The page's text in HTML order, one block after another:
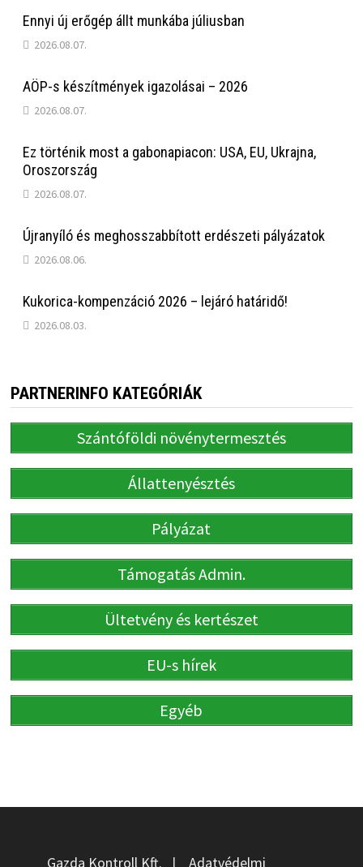
Ennyi új erőgép állt munkába júliusban
2026.08.07.
AÖP-s készítmények igazolásai – 2026
2026.08.07.
Ez történik most a gabonapiacon: USA, EU, Ukrajna,
Oroszország
2026.08.07.
Újranyíló és meghosszabbított erdészeti pályázatok
2026.08.06.
Kukorica-kompenzáció 2026 – lejáró határidő!
2026.08.03.
PARTNERINFO KATEGÓRIÁK
Szántóföldi növénytermesztés
Állattenyésztés
Pályázat
Támogatás Admin.
Ültetvény és kertészet
EU-s hírek
Egyéb
Gazda Kontroll Kft. | Adatvédelmi